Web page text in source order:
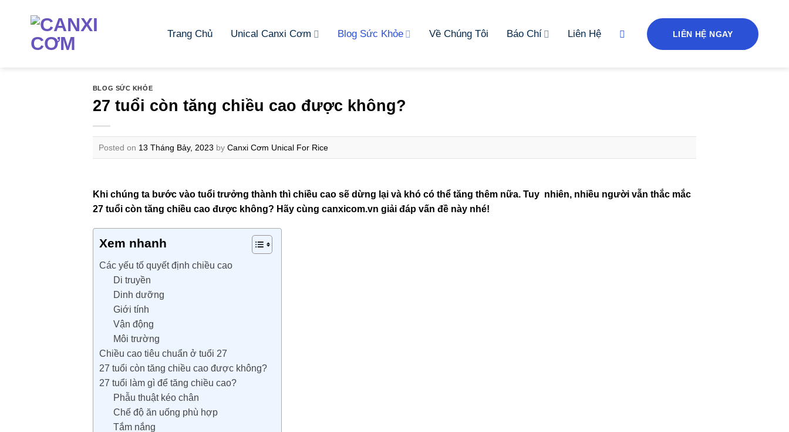
Trang Chủ Unical Canxi Cơm Blog Sức Khỏe Về Chúng Tôi Báo Chí Liên Hệ LIÊN HỆ NGAY
BLOG SỨC KHỎE
27 tuổi còn tăng chiều cao được không?
Posted on 13 Tháng Bảy, 2023 by Canxi Cơm Unical For Rice
Khi chúng ta bước vào tuổi trưởng thành thì chiều cao sẽ dừng lại và khó có thể tăng thêm nữa. Tuy nhiên, nhiều người vẫn thắc mắc
27 tuổi còn tăng chiều cao được không? Hãy cùng canxicom.vn giải đáp vấn đề này nhé!
Xem nhanh
Các yếu tố quyết định chiều cao
Di truyền
Dinh dưỡng
Giới tính
Vận động
Môi trường
Chiều cao tiêu chuẩn ở tuổi 27
27 tuổi còn tăng chiều cao được không?
27 tuổi làm gì để tăng chiều cao?
Phẫu thuật kéo chân
Chế độ ăn uống phù hợp
Tắm nắng